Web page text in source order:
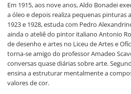
Em 1915, aos nove anos, Aldo Bonadei
a óleo e depois realiza pequenas pinturas
1923 e 1928, estuda com Pedro
ainda o ateliê do pintor italiano Antonio
de desenho e artes no Liceu de Artes e
torna-se amigo do professor Amadeo
conversas quase diárias sobre arte.
ensina a estruturar mentalmente a
valores de cor.